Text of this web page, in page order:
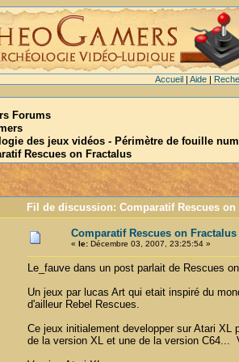
Accueil| Aide|
Forums
des jeux vidéos - Périmètre de fouille
Rescues on Fractalus
Fil de discussion: Comparatif Rescues
Comparatif Rescues on Fractalus
« le:Décembre 03, 2007, 23:25:54 »
Le_fauve dans un post parlait de Rescues
Un jeux par lucas Art qui etait inspiré du
d'ailleur Rebel Rescues.
Ce jeux initialement developper sur Atari
de la version XL et une de la version C64...